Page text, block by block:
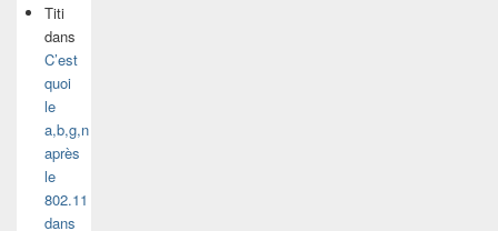
Titi
dans
C’est
quoi
le
a,b,g,n
après
le
802.11
dans